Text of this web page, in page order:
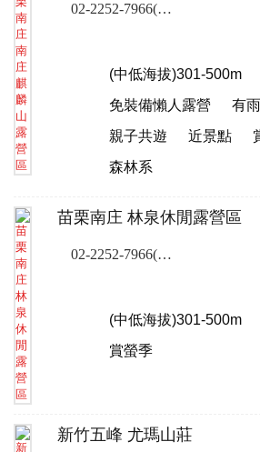
02-2252-7966(露營樂訂位專線)
(中低海拔)301-500m
免裝備懶人露營
有
親子共遊
近景點
森林系
苗栗南庄 林泉休閒露營區
02-2252-7966(露營樂訂位專線)
(中低海拔)301-500m
賞螢季
新竹五峰 尤瑪山莊